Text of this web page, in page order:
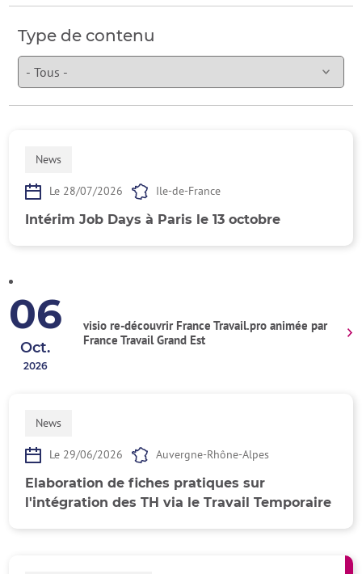
Type de contenu
News
Le 28/07/2026 Ile-de-France
Intérim Job Days à Paris le 13 octobre
06
Oct.
2026
visio re-découvrir France Travail.pro animée par
France Travail Grand Est
News
Le 29/06/2026 Auvergne-Rhône-Alpes
Elaboration de fiches pratiques sur
l'intégration des TH via le Travail Temporaire